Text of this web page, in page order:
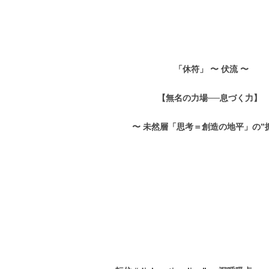
「休符」 〜 伏流 〜
【無名の力場──息づく力】
〜 未然層「思考＝創造の地平」の”